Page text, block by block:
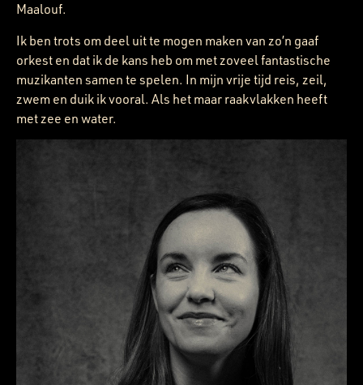
Maalouf.
Ik ben trots om deel uit te mogen maken van zo’n gaaf
orkest en dat ik de kans heb om met zoveel fantastische
muzikanten samen te spelen. In mijn vrije tijd reis, zeil,
zwem en duik ik vooral. Als het maar raakvlakken heeft
met zee en water.